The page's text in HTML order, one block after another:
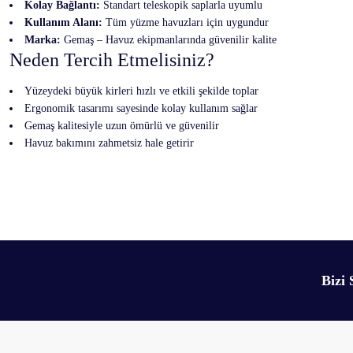
Kolay Bağlantı: Standart teleskopik saplarla uyumlu
Kullanım Alanı: Tüm yüzme havuzları için uygundur
Marka: Gemaş – Havuz ekipmanlarında güvenilir kalite
Neden Tercih Etmelisiniz?
Yüzeydeki büyük kirleri hızlı ve etkili şekilde toplar
Ergonomik tasarımı sayesinde kolay kullanım sağlar
Gemaş kalitesiyle uzun ömürlü ve güvenilir
Havuz bakımını zahmetsiz hale getirir
Ürün bilgilerinde hatalar bulunuyor.
Bizi